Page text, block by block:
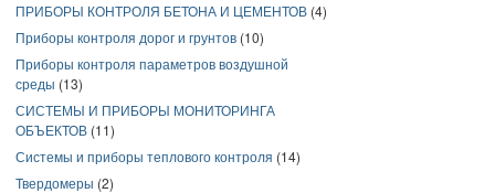
ПРИБОРЫ КОНТРОЛЯ БЕТОНА И ЦЕМЕНТОВ (4)
Приборы контроля дорог и грунтов (10)
Приборы контроля параметров воздушной
среды (13)
СИСТЕМЫ И ПРИБОРЫ МОНИТОРИНГА
ОБЪЕКТОВ (11)
Системы и приборы теплового контроля (14)
Твердомеры (2)